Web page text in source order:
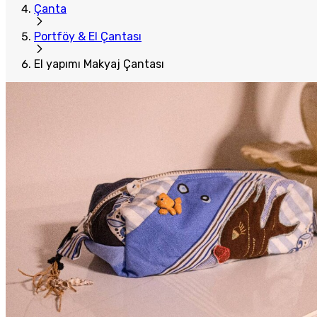
Çanta
Portföy & El Çantası
El yapımı Makyaj Çantası